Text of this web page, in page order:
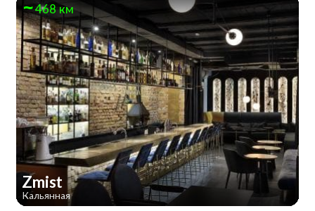
468 км
Zmist
Кальянная